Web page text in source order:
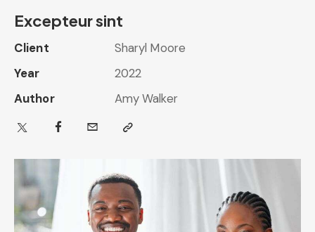
Excepteur sint
Client
Sharyl Moore
Year
2022
Author
Amy Walker